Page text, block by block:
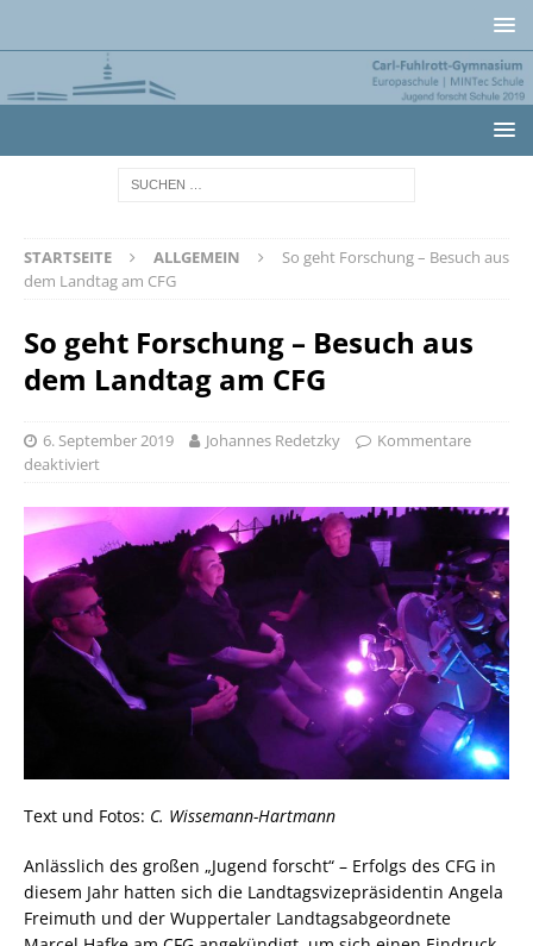
STARTSEITE ALLGEMEIN
So geht Forschung – Besuch aus
dem Landtag am CFG
So geht Forschung – Besuch aus
dem Landtag am CFG
6. September 2019 Johannes Redetzky
Kommentare
deaktiviert
Text und Fotos: C. Wissemann-Hartmann
Anlässlich des großen „Jugend forscht“ – Erfolgs des CFG in
diesem Jahr hatten sich die Landtagsvizepräsidentin Angela
Freimuth und der Wuppertaler Landtagsabgeordnete